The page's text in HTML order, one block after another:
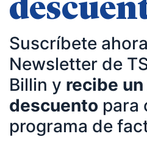
Temáticas de
negocios | startups |
empresas| asesorías|
| pequeños negocios |
desarrollo de negocio
Suscríbete
Newsletter de
Billin y recibe
descuento para
programa de